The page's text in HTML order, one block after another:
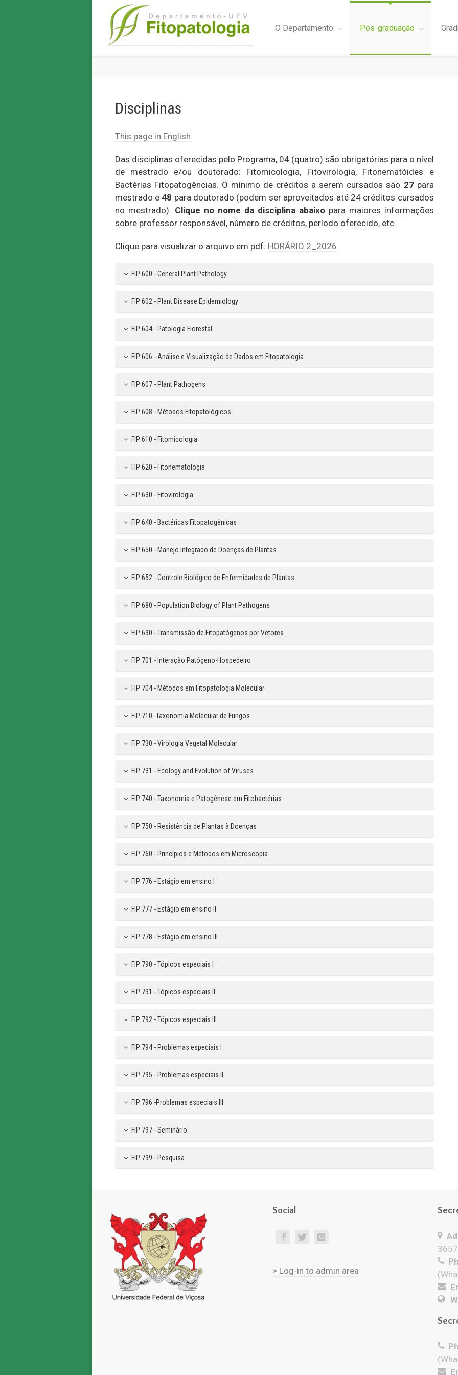
O Departamento Pós-graduação
Disciplinas
This page in English
Das disciplinas oferecidas pelo Programa, 04 (quatro) são obrigatórias para o nível
de mestrado e/ou doutorado: Fitomicologia, Fitovirologia, Fitonematóides e
Bactérias Fitopatogências. O mínimo de créditos a serem cursados são 27para
mestrado e 48 para doutorado (podem ser aproveitados até 24 créditos cursados
no mestrado). Clique no nome da disciplina abaixopara maiores informações
sobre professor responsável, número de créditos, período oferecido, etc.
Clique para visualizar o arquivo em pdf: HORÁRIO 2_2026
FIP 600 - General Plant Pathology
FIP 602 - Plant Disease Epidemiology
FIP 604 - Patologia Florestal
FIP 606 - Análise e Visualização de Dados em Fitopatologia
FIP 607 - Plant Pathogens
FIP 608 - Métodos Fitopatológicos
FIP 610 - Fitomicologia
FIP 620 - Fitonematologia
FIP 630 - Fitovirologia
FIP 640 - Bactéricas Fitopatogênicas
FIP 650 - Manejo Integrado de Doenças de Plantas
FIP 652 - Controle Biológico de Enfermidades de Plantas
FIP 680 - Population Biology of Plant Pathogens
FIP 690 - Transmissão de Fitopatógenos por Vetores
FIP 701 - Interação Patógeno-Hospedeiro
FIP 704 - Métodos em Fitopatologia Molecular
FIP 710- Taxonomia Molecular de Fungos
FIP 730 - Virologia Vegetal Molecular
FIP 731 - Ecology and Evolution of Viruses
FIP 740 - Taxonomia e Patogênese em Fitobactérias
FIP 750 - Resistência de Plantas à Doenças
FIP 760 - Princípios e Métodos em Microscopia
FIP 776 - Estágio em ensino I
FIP 777 - Estágio em ensino II
FIP 778 - Estágio em ensino III
FIP 790 - Tópicos especiais I
FIP 791 - Tópicos especiais II
FIP 792 - Tópicos especiais III
FIP 794 - Problemas especiais I
FIP 795 - Problemas especiais II
FIP 796 -Problemas especiais III
FIP 797 - Seminário
FIP 799 - Pesquisa
Social
> Log-in to admin area